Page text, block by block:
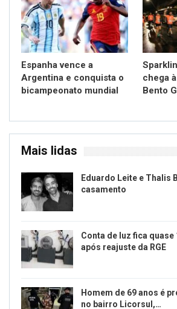
Espanha vence a
Argentina e conquista o
bicampeonato mundial
chega
Bento
Mais lidas
Eduardo Leite e Thalis
casamento
Conta de luz fica quase
após reajuste da RGE
Homem de 69 anos é
no bairro Licorsul,…